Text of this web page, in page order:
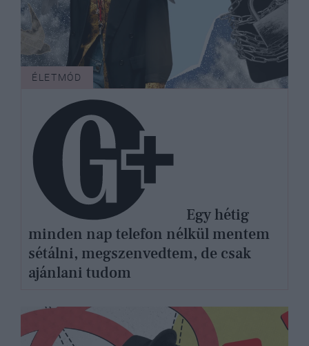
ÉLETMÓD
minden nap telefon nélkül mentem
sétálni, megszenvedtem, de csak
ajánlani tudom